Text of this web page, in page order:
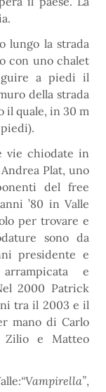
lungo la strada
con uno chalet
a piedi il
della strada
il quale, in 30 m
piedi).
vie chiodate in
Plat, uno
del free
’80 in Valle
per trovare e
sono da
presidente e
e
2000 Patrick
tra il 2003 e il
mano di Carlo
Zilio e Matteo
“Vampirella”,